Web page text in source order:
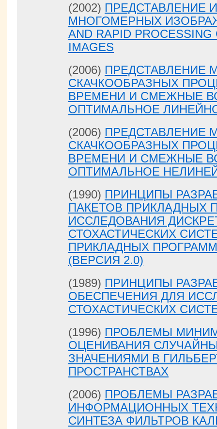
(2002) ПРЕДСТАВЛЕНИЕ
МНОГОМЕРНЫХ
AND RAPID
IMAGES
(2006) ПРЕДСТАВЛЕНИЕ
СКАЧКООБРАЗНЫХ
ВРЕМЕНИ И СМЕЖНЫЕ
ОПТИМАЛЬНОЕ
(2006) ПРЕДСТАВЛЕНИЕ
СКАЧКООБРАЗНЫХ
ВРЕМЕНИ И СМЕЖНЫЕ
ОПТИМАЛЬНОЕ
(1990) ПРИНЦИПЫ
ПАКЕТОВ ПРИКЛАДНЫХ
ИССЛЕДОВАНИЯ
СТОХАСТИЧЕСКИХ
ПРИКЛАДНЫХ
(ВЕРСИЯ 2.0)
(1989) ПРИНЦИПЫ
ОБЕСПЕЧЕНИЯ ДЛЯ
СТОХАСТИЧЕСКИХ
(1996) ПРОБЛЕМЫ
ОЦЕНИВАНИЯ
ЗНАЧЕНИЯМИ В
ПРОСТРАНСТВАХ
(2006) ПРОБЛЕМЫ
ИНФОРМАЦИОННЫХ
СИНТЕЗА ФИЛЬТРОВ